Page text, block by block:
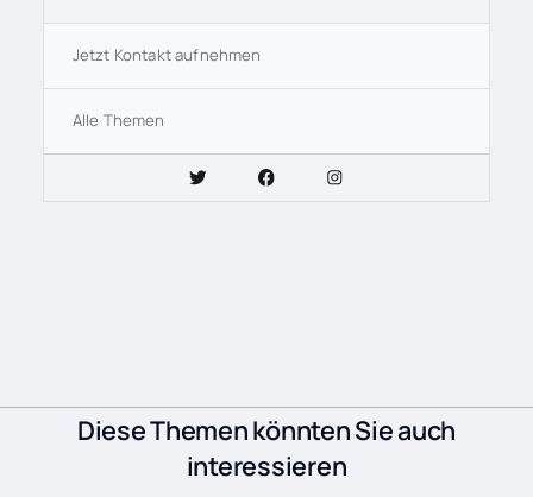
Jetzt Kontakt aufnehmen
Alle Themen
Diese Themen könnten Sie auch
interessieren